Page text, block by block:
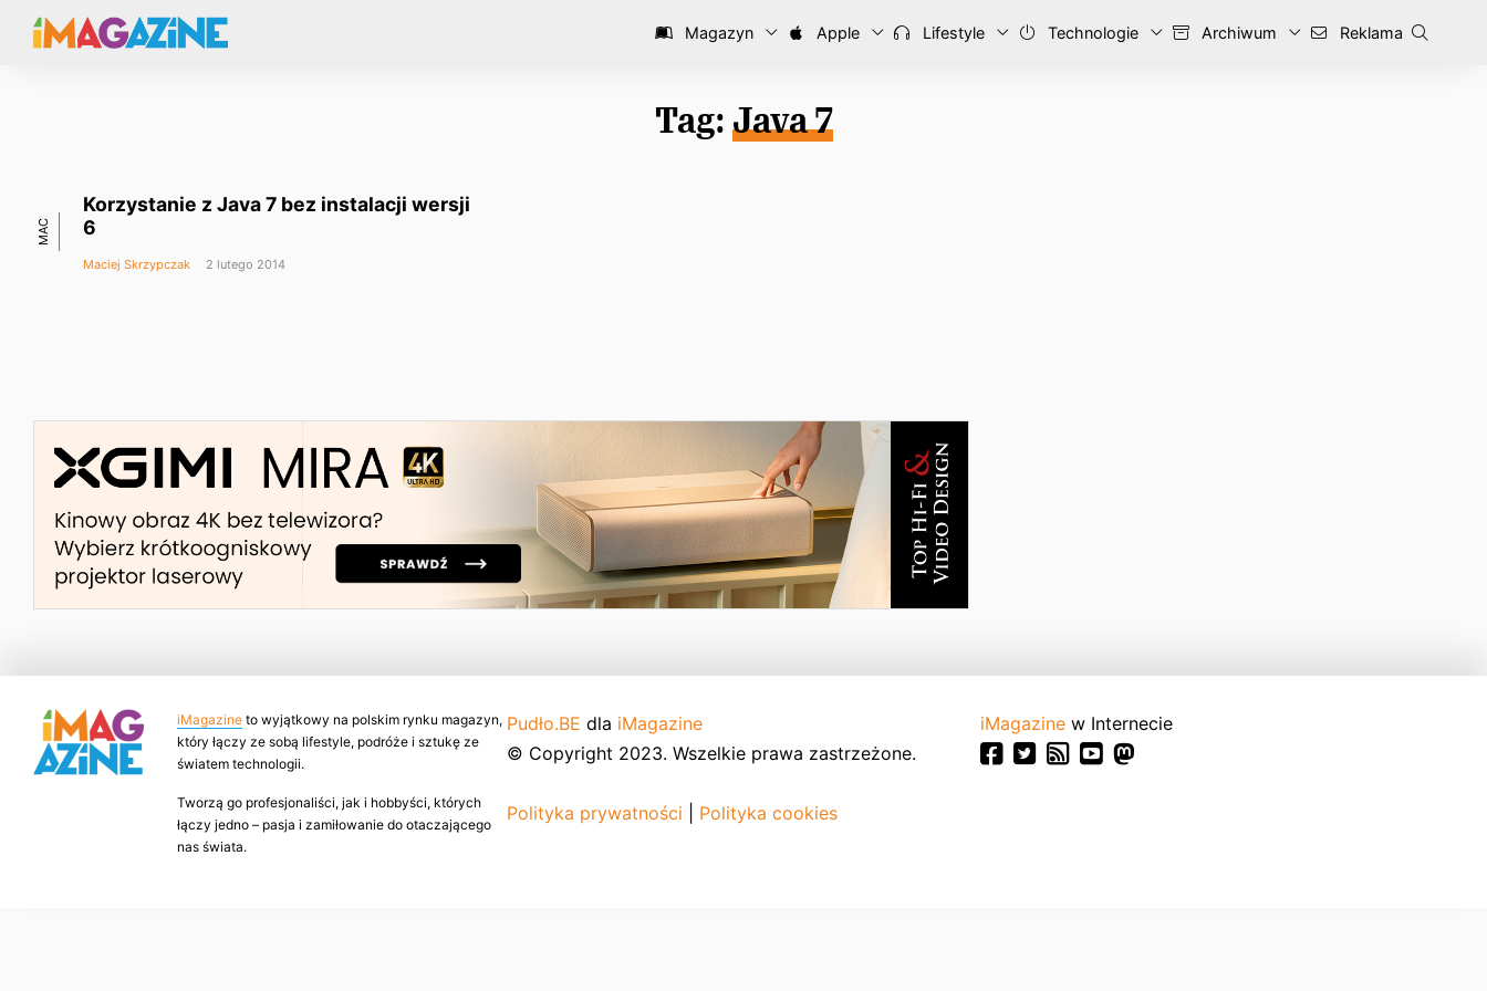
Magazyn Apple Lifestyle Technologie Archiwum Reklama
Tag: Java 7
MAC
Korzystanie z Java 7 bez instalacji wersji
6
Maciej Skrzypczak 2 lutego 2014
iMagazine to wyjątkowy na polskim rynku magazyn,
który łączy ze sobą lifestyle, podróże i sztukę ze
światem technologii.
Tworzą go profesjonaliści, jak i hobbyści, których
łączy jedno – pasja i zamiłowanie do otaczającego
nas świata.
Pudło.BE dla iMagazine
© Copyright 2023. Wszelkie prawa zastrzeżone.
Polityka prywatności Polityka cookies
iMagazine w Internecie